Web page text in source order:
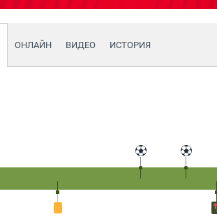
ОНЛАЙН ВИДЕО ИСТОРИЯ